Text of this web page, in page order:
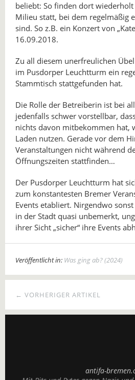
beliebt: So finden dort wiederholt
Milieu statt, bei dem regelmäßig
sind. So z.B. ein Konzert von
16.09.2018.
Zu all diesem unerfreulichen
im Pusdorper Leuchtturm ein
Stammtisch stattgefunden hat.
Die Rolle der Betreiberin ist bei
jedenfalls schwer vorstellbar,
nichts davon mitbekommen hat,
Laden nutzen. Gerade vor dem
Veranstaltungen nicht während
Öffnungszeiten stattfinden…
Der Pusdorper Leuchtturm hat
zum konstantesten Bremer
Events etabliert. Nirgendwo
in der Stadt quasi unbemerkt,
ihrer Sicht „sicher“ ihre Events
Veröffentlicht in: Was ging ab? (2024)
← VORHERIGER ARTIKEL
antifa-